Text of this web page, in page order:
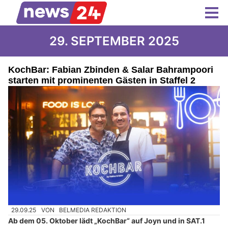
29. SEPTEMBER 2025
KochBar: Fabian Zbinden & Salar Bahrampoori
starten mit prominenten Gästen in Staffel 2
29.09.25 VON BELMEDIA REDAKTION
Ab dem 05. Oktober lädt „KochBar“ auf Joyn und in SAT.1